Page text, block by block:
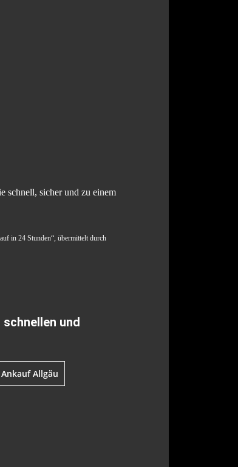
schnell, sicher und zu einem
in 24 Stunden“, übermittelt durch
und
Ankauf Allgäu